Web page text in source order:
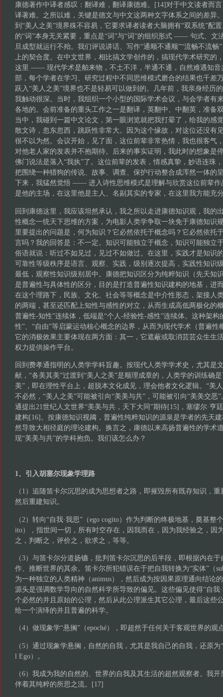
康德著作中译者感叹：翻译难，翻译康德难。[14]对于中文读者而
译著难。之所以难，关键是德文与中文这两种文字体系之间的差异
到“美人之美”境界殊不容易，它要求译者读者大脑拥有“双系统”配
的“词”本身无关紧要，重点是“词”与“词”的组织形式 —— 句式、文
旦成型就运行不殆。我们评说讲话、写作“通顺不通顺”“流畅不流畅
上的契合度。在中文世界，相比搞文学创作的，搞现代学术研究的
这里 —— 现代学术是舶来物，不土不洋，半通不通，自然难遇知音
部，每个学者在学习、研究过程中不同思维模式磨合的结果也千差
跃入“美人之美”境界也不是轻易可以做到的。几年前，我亲身经历
我触动很深。当时，我组织一个小型的国际学术会议，与会学者有
各地的。会前准备的重头工作之一是翻译，英翻中、中翻英，准备
当中，我碰到一篇中文论文，第一眼浏览就把我打晕了，给我的感
散文诗，忽东忽西，跳跃性非常大。因为这个缘故，对这位还没有
很不以为然。会议开始，见了面，这位前辈非常热情，我也很客气
对他老人家的发表并不抱期待。后来的事实证明，我此时的想象是
佛门说法是落入“我执”了。这位前辈的发表，情感真挚，妙语连珠
把围绕一种猎狗的传说、故事、调查、保护行动整合成浑然一体的
下来，我猛然觉悟 —— 进入诗性思维模式是理解与欣赏这位前辈作
是他的主场，在这里他是主人、名副其实的专家，在这里我方能充
回到康德这里，我应该坦然承认，我之所以走进康德知识观，我的
性概念一统天下思维的方案，为电影人类学争取一块免于康德知识
里要提出的问题是，何为知识？它必然依托于概念吗？它必然依托
言吗？我的回答是：不一定。知识可能独立于概念，知识可能独立
俗语就说：听过不如见过，见过不如做过。在这里，实践才是知识
可靠性等级秩序是语言、观察、实践，级别逐次提高，实践性知识
最低，观察性知识级别居中。康德把知识区分为纯粹知识（先天知
是普遍性与具体性的区分，目的是打造普遍性知识建构的地基，进
在这个理路下，民族、文化、社会等等概念是中介性形态，架接人
的两端，甚至还匹配上知性与感性的对立，从而生成高低两极化的
普遍性-知性”连续体，低端是“个人-经验性-感性”连续体。这种架构
性”、“自由”等启蒙运动核心概念的边界，从而为现代学术（普遍性
它的消极效果主要体现在两方面：其一，它遮蔽或取消芸芸众生生
权力提供操作平台。
回到费孝通指明的人类学学科旨趣。按现代人类学学术史，尤其是
献，“各美其美”过渡到“美人之美”是顺理成章的，人类学的训练确
美”，即在理性平台上，超脱本文化成见，理会他者文化逻辑。“美
不必然，“美人之美”可能被引向“美美与共”，可能被引向“美美交恶
通提出21世纪人文世界“美美与共，天下大同”期待[15]，塞缪尔·亨
建构[16]。按康德知识视阈，普遍性纯粹知识的源泉是学者的先天
然导致大相径庭的理论建构。换言之，康德以来高扬普遍性的学术
现“美美与共”的学科抱负。我们该怎么办？
1、引入胡塞尔现象学理路
（1）追随笛卡尔沉思的成为思想者之路，即摧毁所有既存知识，
然后重建知识。
（2）转向“自我·我思”（ego cogito）作为判断的终极地基，奠基整
ito），指世间一切，所有时空存在，因我而在，因为我经验之，因
之，判断之，评价之，欲求之，等等。
（3）与笛卡尔分道扬镳，批判笛卡尔沉思的后半段，即根据内在
作、推断世界的其余。笛卡尔所犯错误在于把自我转换为“实体”（
为一种独立的人类精神（animus），然后成为按因果原理通向结论
源头是强调数学导向的自然科学所导致的偏见。这些偏见使得“自我
个必然的并且原始的公理，然后从此公理派生其它公理，最后这些
给一个演绎的并且普遍的科学。
（4）做现象学“悬搁”（epoché），即超然于任何关于客观世界的观
（5）通过现象学悬搁，自然的自我，尤其是我自己的自我，还原为“
l Ego）。
（6）我成为我的自然的、世界的自我及其生活的超然观察者。我
伴着其纯粹的所思之流。[17]